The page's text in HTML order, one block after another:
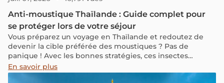
Anti-moustique Thaïlande : Guide complet pour
se protéger lors de votre séjour
Vous préparez un voyage en Thaïlande et redoutez de
devenir la cible préférée des moustiques ? Pas de
panique ! Avec les bonnes stratégies, ces insectes
porteurs de risques comme la dengue, le paludisme ou
le virus Zika n’auront aucune chance de gâcher votre
En savoir plus